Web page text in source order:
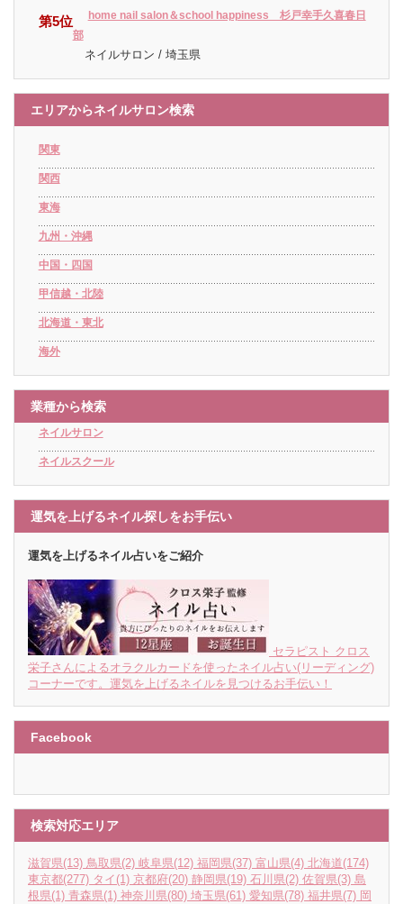
第5位
home nail salon＆school happiness 杉戸幸手久喜春日
部
ネイルサロン / 埼玉県
エリアからネイルサロン検索
関東
関西
東海
九州・沖縄
中国・四国
甲信越・北陸
北海道・東北
海外
業種から検索
ネイルサロン
ネイルスクール
運気を上げるネイル探しをお手伝い
運気を上げるネイル占いをご紹介
セラピスト クロス
栄子さんによるオラクルカードを使ったネイル占い(リーディング)
コーナーです。運気を上げるネイルを見つけるお手伝い！
Facebook
検索対応エリア
滋賀県(13) 鳥取県(2) 岐阜県(12) 福岡県(37) 富山県(4) 北海道(174)
東京都(277) タイ (1) 京都府(20) 静岡県(19) 石川県(2) 佐賀県(3) 島
根県(1) 青森県(1) 神奈川県(80) 埼玉県(61) 愛知県(78) 福井県(7) 岡